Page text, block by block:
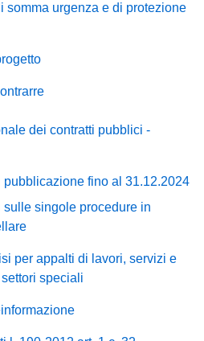
somma urgenza e di protezione
dei contratti pubblici -
fino al 31.12.2024
sulle singole procedure in
per appalti di lavori, servizi e
speciali